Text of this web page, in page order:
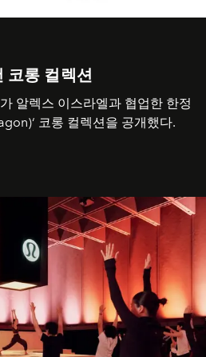
코롱 컬렉션
알렉스 이스라엘과 협업한 한정
코롱 컬렉션을 공개했다.